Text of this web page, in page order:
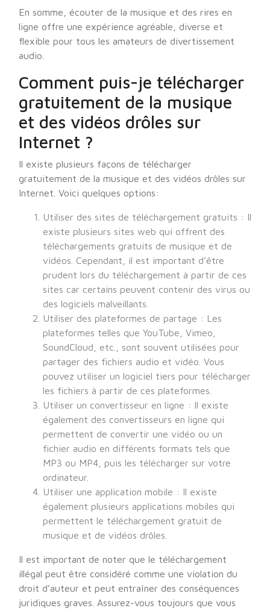
En somme, écouter de la musique et des rires en
ligne offre une expérience agréable, diverse et
flexible pour tous les amateurs de divertissement
audio.
Comment puis-je télécharger
gratuitement de la musique
et des vidéos drôles sur
Internet ?
Il existe plusieurs façons de télécharger
gratuitement de la musique et des vidéos drôles sur
Internet. Voici quelques options:
Utiliser des sites de téléchargement gratuits : Il
existe plusieurs sites web qui offrent des
téléchargements gratuits de musique et de
vidéos. Cependant, il est important d’être
prudent lors du téléchargement à partir de ces
sites car certains peuvent contenir des virus ou
des logiciels malveillants.
Utiliser des plateformes de partage : Les
plateformes telles que YouTube, Vimeo,
SoundCloud, etc., sont souvent utilisées pour
partager des fichiers audio et vidéo. Vous
pouvez utiliser un logiciel tiers pour télécharger
les fichiers à partir de ces plateformes.
Utiliser un convertisseur en ligne : Il existe
également des convertisseurs en ligne qui
permettent de convertir une vidéo ou un
fichier audio en différents formats tels que
MP3 ou MP4, puis les télécharger sur votre
ordinateur.
Utiliser une application mobile : Il existe
également plusieurs applications mobiles qui
permettent le téléchargement gratuit de
musique et de vidéos drôles.
Il est important de noter que le téléchargement
illégal peut être considéré comme une violation du
droit d’auteur et peut entraîner des conséquences
juridiques graves. Assurez-vous toujours que vous